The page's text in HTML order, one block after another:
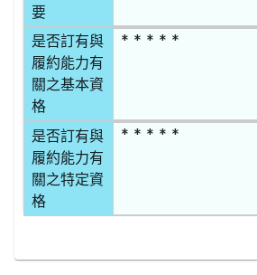
要
是否訂有與
履約能力有
關之基本資
格
* * * * *
是否訂有與
履約能力有
關之特定資
格
* * * * *